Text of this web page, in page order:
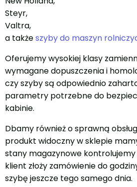
Steyr,
Valtra,
a takżeszyby do maszyn
Oferujemy wysokiej klasy
wymagane dopuszczenia i
czy szyby są odpowiednio
parametry potrzebne do
kabinie.
Dbamy również o sprawną
produkt widoczny w sklepie
stany magazynowe kontrolujemy
klient złoży zamówienie do
szybę jeszcze tego samego dnia.